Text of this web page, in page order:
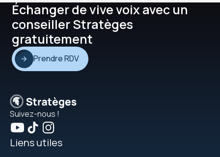
Échanger de vive voix avec un
conseiller Stratèges
gratuitement
Prendre RDV
Suivez-nous !
Liens utiles